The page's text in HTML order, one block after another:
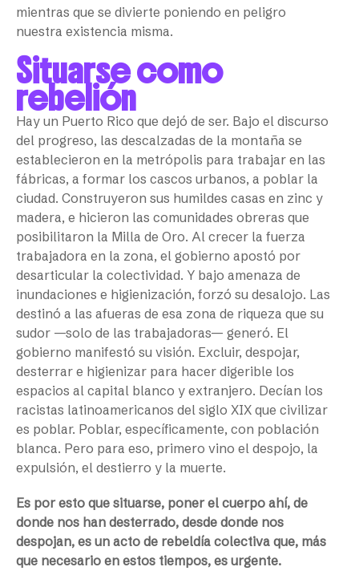
mientras que se divierte poniendo en peligro
nuestra existencia misma.
Situarse como
rebelión
Hay un Puerto Rico que dejó de ser. Bajo el discurso
del progreso, las descalzadas de la montaña se
establecieron en la metrópolis para trabajar en las
fábricas, a formar los cascos urbanos, a poblar la
ciudad. Construyeron sus humildes casas en zinc y
madera, e hicieron las comunidades obreras que
posibilitaron la Milla de Oro. Al crecer la fuerza
trabajadora en la zona, el gobierno apostó por
desarticular la colectividad. Y bajo amenaza de
inundaciones e higienización, forzó su desalojo. Las
destinó a las afueras de esa zona de riqueza que su
sudor —solo de las trabajadoras— generó. El
gobierno manifestó su visión. Excluir, despojar,
desterrar e higienizar para hacer digerible los
espacios al capital blanco y extranjero. Decían los
racistas latinoamericanos del siglo XIX que civilizar
es poblar. Poblar, específicamente, con población
blanca. Pero para eso, primero vino el despojo, la
expulsión, el destierro y la muerte.
Es por esto que situarse, poner el cuerpo ahí, de
donde nos han desterrado, desde donde nos
despojan, es un acto de rebeldía colectiva que, más
que necesario en estos tiempos, es urgente.